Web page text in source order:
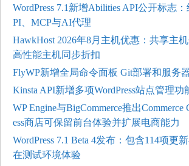
WordPress 7.1新增Abilities API公开标志
PI、MCP与AI代理
HawkHost 2026年8月主机优惠：共享主机
高性能主机同步折扣
FlyWP新增全局命令面板 Git部署和服务
Kinsta API新增多项WordPress站点管理功
WP Engine与BigCommerce推出Commerce
ess商店可保留前台体验并扩展电商能力
WordPress 7.1 Beta 4发布：包含114项更
在测试环境体验